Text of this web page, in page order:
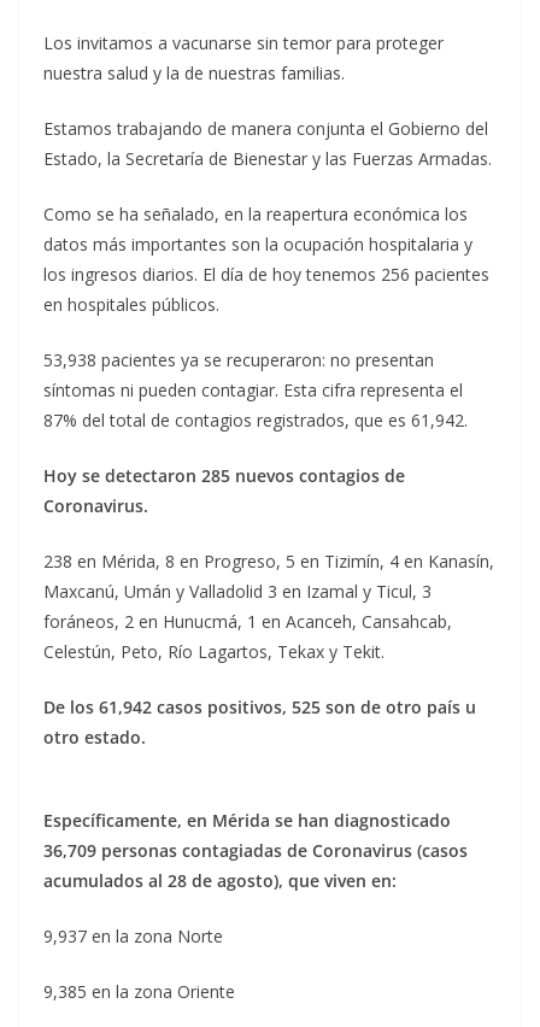
Los invitamos a vacunarse sin temor para proteger
nuestra salud y la de nuestras familias.
Estamos trabajando de manera conjunta el Gobierno del
Estado, la Secretaría de Bienestar y las Fuerzas Armadas.
Como se ha señalado, en la reapertura económica los
datos más importantes son la ocupación hospitalaria y
los ingresos diarios. El día de hoy tenemos 256 pacientes
en hospitales públicos.
53,938 pacientes ya se recuperaron: no presentan
síntomas ni pueden contagiar. Esta cifra representa el
87% del total de contagios registrados, que es 61,942.
Hoy se detectaron 285 nuevos contagios de
Coronavirus.
238 en Mérida, 8 en Progreso, 5 en Tizimín, 4 en Kanasín,
Maxcanú, Umán y Valladolid 3 en Izamal y Ticul, 3
foráneos, 2 en Hunucmá, 1 en Acanceh, Cansahcab,
Celestún, Peto, Río Lagartos, Tekax y Tekit.
De los 61,942 casos positivos, 525 son de otro país u
otro estado.
Específicamente, en Mérida se han diagnosticado
36,709 personas contagiadas de Coronavirus (casos
acumulados al 28 de agosto), que viven en:
9,937 en la zona Norte
9,385 en la zona Oriente